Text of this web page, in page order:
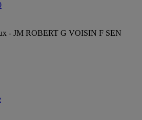
- JM ROBERT G VOISIN F SEN